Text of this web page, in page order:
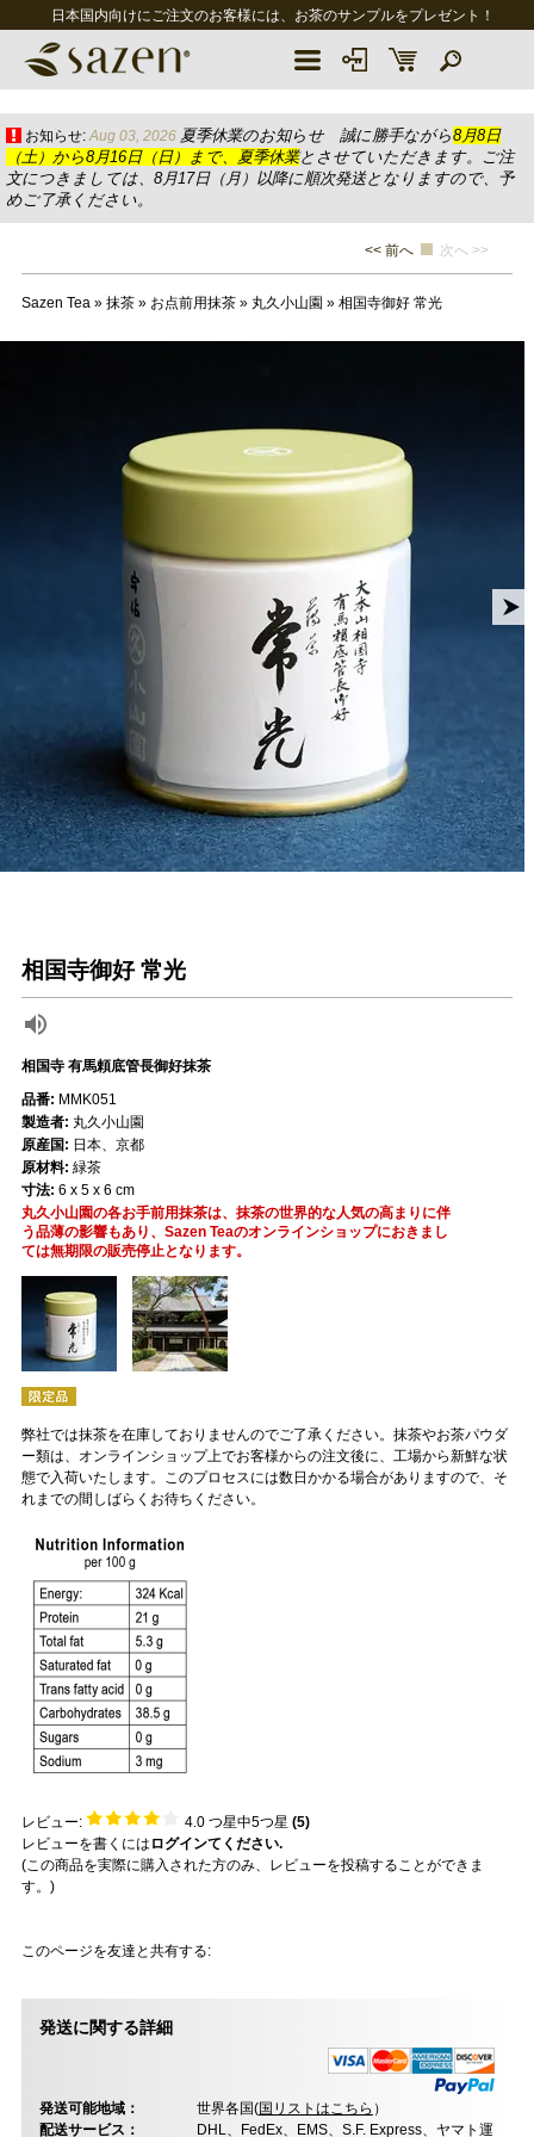
日本国内向けにご注文のお客様には、お茶のサンプルをプレゼント！
お知らせ: Aug 03, 2026 夏季休業のお知らせ 誠に勝手ながら8月8日
（土）から8月16日（日）まで、夏季休業とさせていただきます。ご注
文につきましては、8月17日（月）以降に順次発送となりますので、予
めご了承ください。
<< 前へ 次へ >>
Sazen Tea» 抹茶» お点前用抹茶» 丸久小山園 » 相国寺御好 常光
相国寺御好 常光
相国寺 有馬頼底管長御好抹茶
弊社では抹茶を在庫しておりませんのでご了承ください。抹茶やお茶パウダ
ー類は、オンラインショップ上でお客様からの注文後に、工場から新鮮な状
態で入荷いたします。このプロセスには数日かかる場合がありますので、そ
れまでの間しばらくお待ちください。
レビュー: 4.0つ星中5つ星 (5)
レビューを書くには ログインてください.
(この商品を実際に購入された方のみ、レビューを投稿することができま
す。)
このページを友達と共有する:
品番: MMK051
製造者: 丸久小山園
原産国: 日本、京都
原材料: 緑茶
寸法: 6 x 5 x 6 cm
丸久小山園の各お手前用抹茶は、抹茶の世界的な人気の高まりに伴
う品薄の影響もあり、Sazen Teaのオンラインショップにおきまし
ては無期限の販売停止となります。
発送に関する詳細
発送可能地域： 世界各国(国リストはこちら ）
配送サービス：
DHL、FedEx、EMS、S.F. Express、ヤマト運